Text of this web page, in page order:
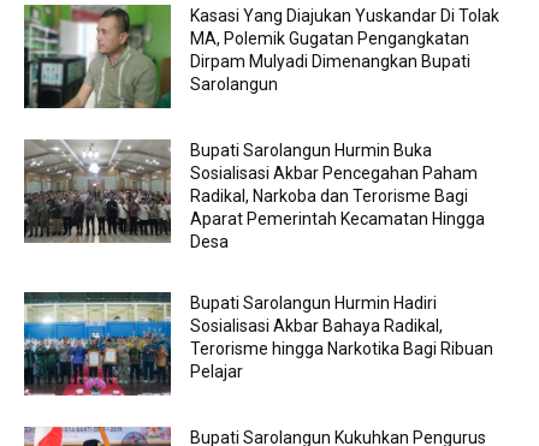
Kasasi Yang Diajukan Yuskandar Di Tolak
MA, Polemik Gugatan Pengangkatan
Dirpam Mulyadi Dimenangkan Bupati
Sarolangun
Bupati Sarolangun Hurmin Buka
Sosialisasi Akbar Pencegahan Paham
Radikal, Narkoba dan Terorisme Bagi
Aparat Pemerintah Kecamatan Hingga
Desa
Bupati Sarolangun Hurmin Hadiri
Sosialisasi Akbar Bahaya Radikal,
Terorisme hingga Narkotika Bagi Ribuan
Pelajar
Bupati Sarolangun Kukuhkan Pengurus